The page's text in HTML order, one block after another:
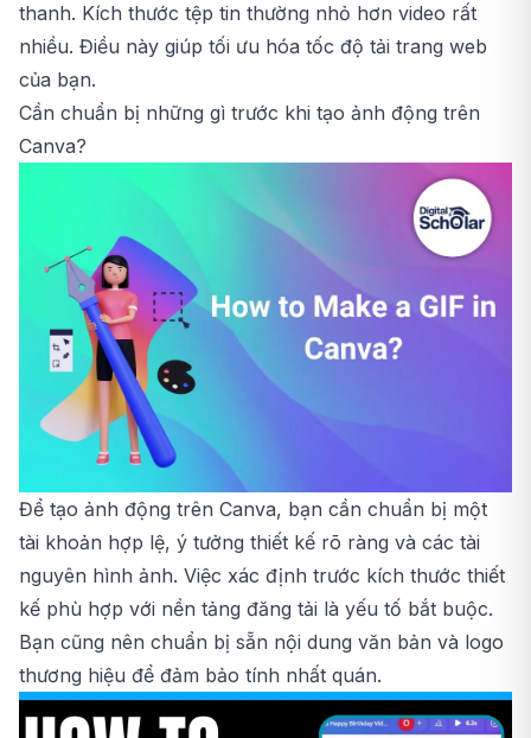
thanh. Kích thước tệp tin thường nhỏ hơn video rất
nhiều. Điều này giúp tối ưu hóa tốc độ tải trang web
của bạn.
Cần chuẩn bị những gì trước khi tạo ảnh động trên
Canva?
Để tạo ảnh động trên Canva, bạn cần chuẩn bị một
tài khoản hợp lệ, ý tưởng thiết kế rõ ràng và các tài
nguyên hình ảnh. Việc xác định trước kích thước thiết
kế phù hợp với nền tảng đăng tải là yếu tố bắt buộc.
Bạn cũng nên chuẩn bị sẵn nội dung văn bản và logo
thương hiệu để đảm bảo tính nhất quán.